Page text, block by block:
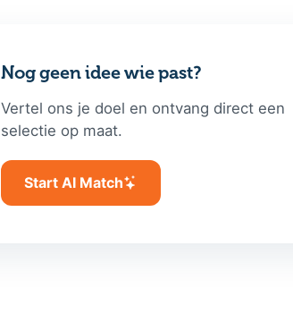
Nog geen idee wie past?
Vertel ons je doel en ontvang direct een
selectie op maat.
Start AI Match